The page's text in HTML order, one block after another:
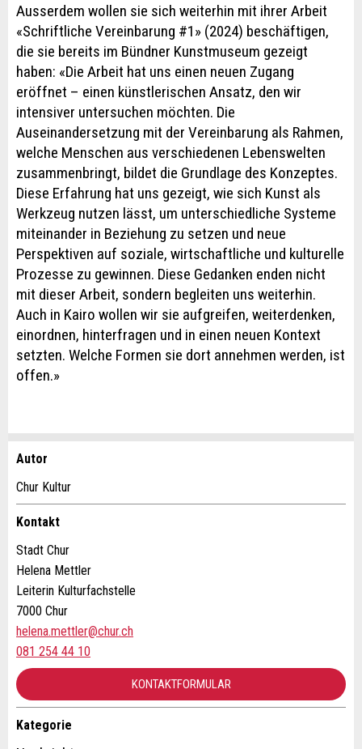
Ausserdem wollen sie sich weiterhin mit ihrer Arbeit
«Schriftliche Vereinbarung #1» (2024) beschäftigen,
die sie bereits im Bündner Kunstmuseum gezeigt
haben: «Die Arbeit hat uns einen neuen Zugang
eröffnet – einen künstlerischen Ansatz, den wir
intensiver untersuchen möchten. Die
Auseinandersetzung mit der Vereinbarung als Rahmen,
welche Menschen aus verschiedenen Lebenswelten
zusammenbringt, bildet die Grundlage des Konzeptes.
Diese Erfahrung hat uns gezeigt, wie sich Kunst als
Werkzeug nutzen lässt, um unterschiedliche Systeme
miteinander in Beziehung zu setzen und neue
Perspektiven auf soziale, wirtschaftliche und kulturelle
Prozesse zu gewinnen. Diese Gedanken enden nicht
mit dieser Arbeit, sondern begleiten uns weiterhin.
Auch in Kairo wollen wir sie aufgreifen, weiterdenken,
einordnen, hinterfragen und in einen neuen Kontext
setzten. Welche Formen sie dort annehmen werden, ist
offen.»
Anzeige beanstanden
Ihr Feedback wird sehr geschätzt!
Allgemeines Feedback
Anzeige nicht mehr gültig
Anzeige unvollständig
Anzeige weiterempfehlen
Empfehlen Sie diese Anzeige an Freunde weiter.
Autor
Chur Kultur
Kontakt
Stadt Chur
Helena Mettler
Leiterin Kulturfachstelle
7000 Chur
helena.mettler@chur.ch
081 254 44 10
KONTAKTFORMULAR
Kategorie